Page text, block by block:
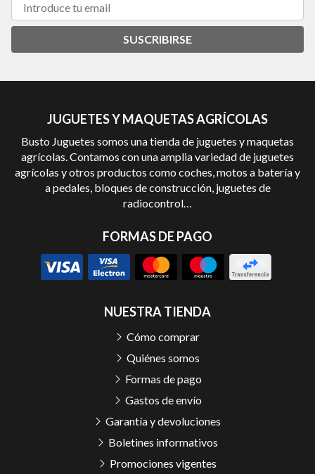
SUSCRIBIRSE
JUGUETES Y MAQUETAS AGRÍCOLAS
Busto Juguetes somos una tienda de juguetes y maquetas
agrícolas. Contamos con una amplia variedad de juguetes
agrícolas y otros productos como coches, motos a batería y
a pedales, bloques de construcción, juguetes de
radiocontrol…
FORMAS DE PAGO
NUESTRA TIENDA
Cómo comprar
Quiénes somos
Formas de pago
Gastos de envío
Garantía y devoluciones
Boletines informativos
Promociones vigentes